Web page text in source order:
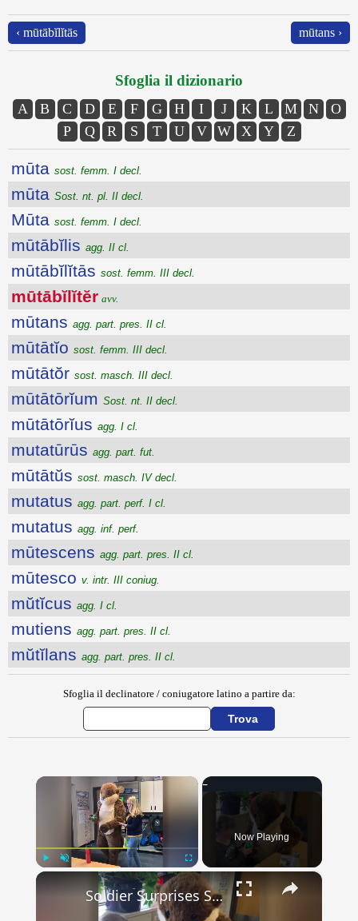
‹ mūtābĭlĭtās mūtans ›
Sfoglia il dizionario
A B C D E F G H I J K L M N
O
P
Q R S T U V W X Y Z
mūta sost. femm. I decl.
mūta Sost. nt. pl. II decl.
Mūta sost. femm. I decl.
mūtābĭlis agg. II cl.
mūtābĭlĭtās sost. femm. III decl.
mūtābĭlĭtĕr avv.
mūtans agg. part. pres. II cl.
mūtātĭo sost. femm. III decl.
mūtātŏr sost. masch. III decl.
mūtātōrĭum Sost. nt. II decl.
mūtātōrĭus agg. I cl.
mutatūrūs agg. part. fut.
mūtātŭs sost. masch. IV decl.
mutatus agg. part. perf. I cl.
mutatus agg. inf. perf.
mūtescens agg. part. pres. II cl.
mūtesco v. intr. III coniug.
mŭtĭcus agg. I cl.
mutiens agg. part. pres. II cl.
mŭtĭlans agg. part. pres. II cl.
Sfoglia il declinatore / coniugatore latino a partire da:
×
Fullscreen
Now Playing
×
Soldier Surprises Stepdaughter With Homecoming In Otter Mascot Costume | Happily TV